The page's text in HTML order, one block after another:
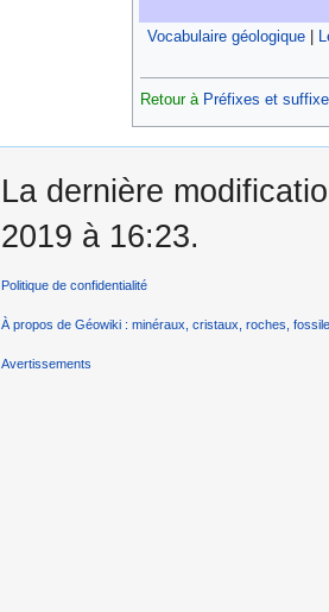
Vocabulaire géologique|
Retour à Préfixes et
La dernière
2019 à 16:23.
Politique de confidentialité
À propos de Géowiki : minéraux, cristaux, roches,
Avertissements